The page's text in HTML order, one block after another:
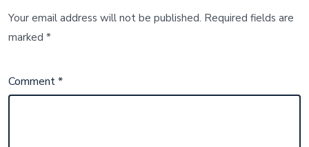
Your email address will not be published. Required fields are
marked*
Comment*